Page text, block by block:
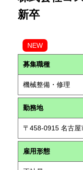
新卒
NEW
募集職種
機械整備・修理
勤務地
〒458-0915 名古
雇用形態